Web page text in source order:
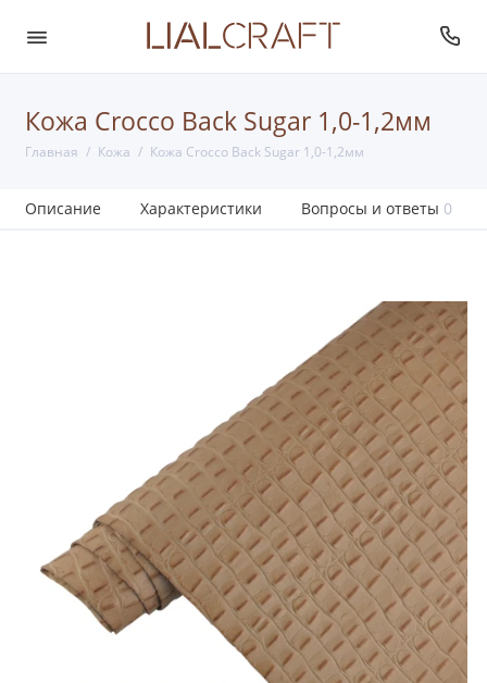
Кожа Crocco Back Sugar 1,0-1,2мм
Главная Кожа Кожа Crocco Back Sugar 1,0-1,2мм
Описание Характеристики Вопросы и ответы 0